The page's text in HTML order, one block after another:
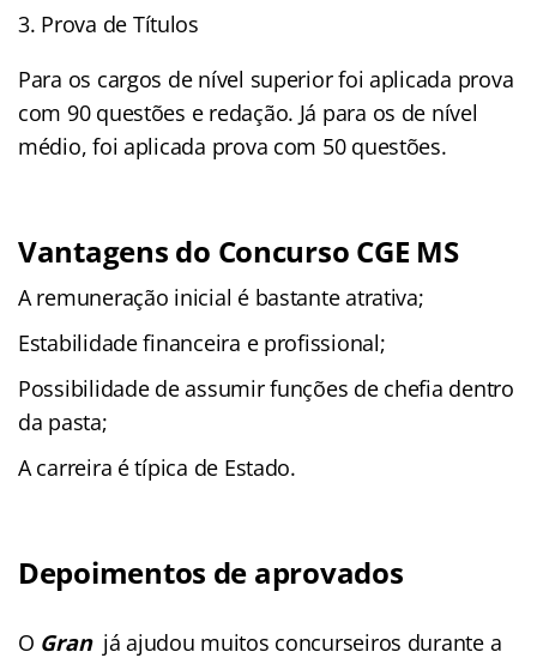
Prova de Títulos
Para os cargos de nível superior foi aplicada prova
com 90 questões e redação. Já para os de nível
médio, foi aplicada prova com 50 questões.
Vantagens do Concurso CGE MS
A remuneração inicial é bastante atrativa;
Estabilidade financeira e profissional;
Possibilidade de assumir funções de chefia dentro
da pasta;
A carreira é típica de Estado.
Depoimentos de aprovados
O Granjá ajudou muitos concurseiros durante a